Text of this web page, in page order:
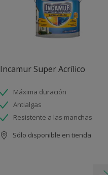
Incamur Super Acrílico
Máxima duración
Antialgas
Resistente a las manchas
Sólo disponible en tienda